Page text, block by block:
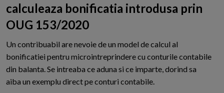
calculeaza bonificatia introdusa prin
OUG 153/2020
Un contribuabil are nevoie de un model de calcul al
bonificatiei pentru microintreprindere cu conturile contabile
din balanta. Se intreaba ce aduna si ce imparte, dorind sa
aiba un exemplu direct pe conturi contabile.